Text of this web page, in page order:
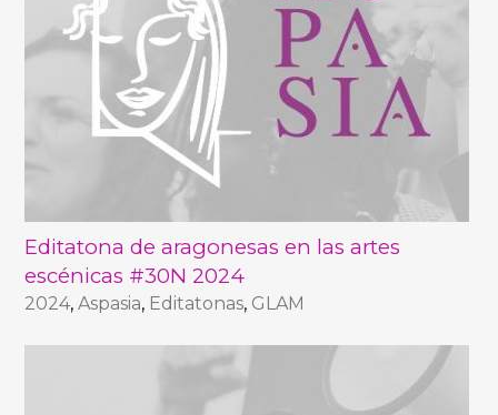
Editatona de aragonesas en las artes
escénicas #30N 2024
2024,Aspasia, Editatonas, GLAM